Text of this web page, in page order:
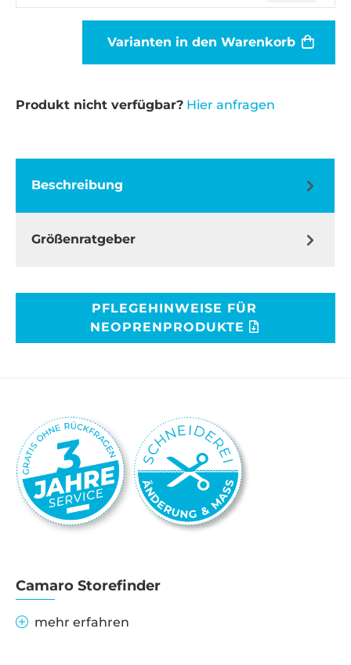
Varianten in den Warenkorb
Produkt nicht verfügbar? Hier anfragen
Beschreibung
Größenratgeber
PFLEGEHINWEISE FÜR
NEOPRENPRODUKTE
Camaro Storefinder
mehr erfahren